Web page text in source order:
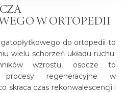
W ORTOPEDII
do ortopedii to
wielu schorzeń układu ruchu.
wzrostu, osocze to
procesy regeneracyjne w
skraca czas rekonwalescencji i